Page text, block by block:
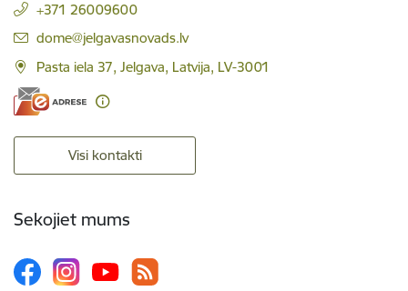
+371 26009600
E-pasts:
dome@jelgavasnovads.lv
Pasta iela 37, Jelgava, Latvija, LV-3001
Visi kontakti
Sekojiet mums